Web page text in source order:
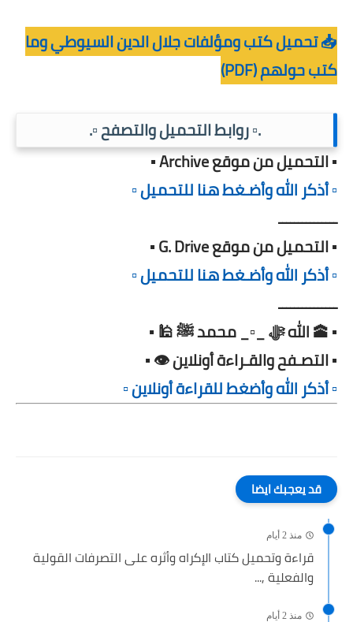
📥 تحميل كتب ومؤلفات جلال الدين السيوطي وما
كتب حولهم (PDF)
.▫️ روابط التحميل والتصفح ▫️.
▪️ التحميل من موقع Archive ▪️
▫️ أذكر الله وأضـغط هنا للتحميل ▫️
ـــــــــــــــ
▪️ التحميل من موقع G. Drive ▪️
▫️ أذكر الله وأضـغط هنا للتحميل ▫️
ـــــــــــــــ
▪️ 🕋 الله ﷻ _▫️_ محمد ﷺ 🕌 ▪️
▪️ التصـفح والقـراءة أونلاين 👁️ ▪️
▫️ أذكر الله وأضغط للقراءة أونلاين ▫️
قد يعجبك ايضا
منذ 2 أيام
قراءة وتحميل كتاب الإكراه وأثره على التصرفات القولية
والفعلية ,...
منذ 2 أيام